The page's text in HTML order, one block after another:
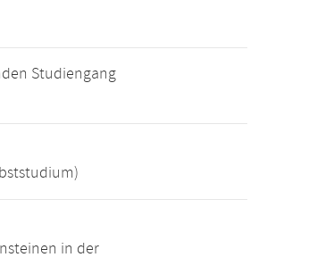
Studiengang
in der